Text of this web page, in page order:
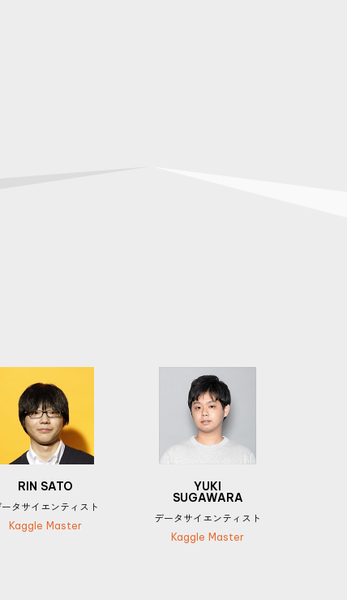
RIN SATO
ータサイエンティスト
Kaggle Master
YUKI
SUGAWARA
データサイエンティスト
Kaggle Master